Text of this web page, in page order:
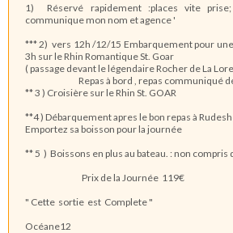
1) Réservé rapidement :places vite
communique mon nom et agence '
*** 2) vers 12h /12/15 Embarquement pour
3h sur le Rhin Romantique St. Goar
( passage devant le légendaire Rocher de La
Repas à bord , repas communiqué
** 3 ) Croisière sur le Rhin St. GOAR
**4 ) Débarquement apres le bon repas à
Emportez sa boisson pour la journée
** 5 ) Boissons en plus au bateau. : non compris
Prix de la Journée 119€
" Cette sortie est Complete "
Océane12